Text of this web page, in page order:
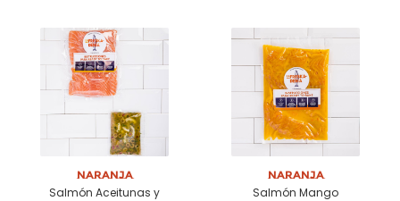
Añadir a
carrito
Naranja
Salmón Aceitunas y
Añadir a
carrito
Naranja
Salmón Mango